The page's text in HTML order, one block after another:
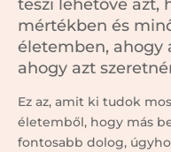
teszi lehetővé azt,
mértékben és
életemben, ahogy
ahogy azt
Ez az, amit ki tudok
életemből, hogy más
fontosabb dolog,